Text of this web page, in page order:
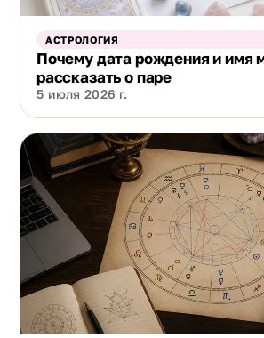
АСТРОЛОГИЯ
Почему дата рождения и имя
рассказать о паре
5 июля 2026 г.